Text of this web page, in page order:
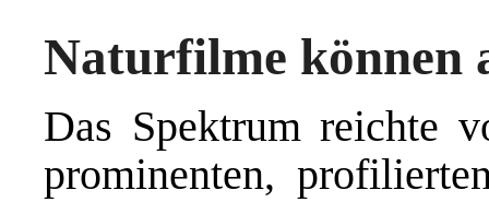
Naturfilme können
Das Spektrum reichte
prominenten,